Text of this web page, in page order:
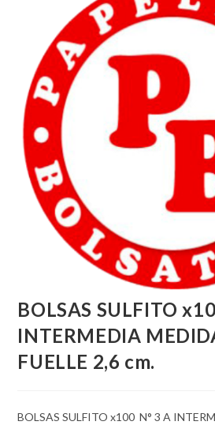
BOLSAS SULFITO
INTERMEDIA
FUELLE 2,6 cm.
BOLSAS SULFITO x100 N° 3 A